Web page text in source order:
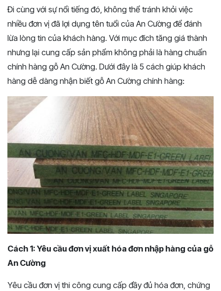
Đi cùng với sự nổi tiếng đó, không thể tránh khỏi việc
nhiều đơn vị đã lợi dụng tên tuổi của An Cường để đánh
lừa lòng tin của khách hàng. Với mục đích tăng giá thành
nhưng lại cung cấp sản phẩm không phải là hàng chuẩn
chính hàng gỗ An Cường. Dưới đây là 5 cách giúp khách
hàng dễ dàng nhận biết gỗ An Cường chính hàng:
Cách 1: Yêu cầu đơn vị xuất hóa đơn nhập hàng của gỗ
An Cường
Yêu cầu đơn vị thi công cung cấp đầy đủ hóa đơn, chứng